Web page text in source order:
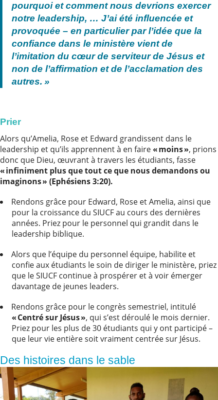
pourquoi et comment nous devrions exercer
notre leadership, … J’ai été influencée et
provoquée – en particulier par l’idée que la
confiance dans le ministère vient de
l’imitation du cœur de serviteur de Jésus et
non de l’affirmation et de l’acclamation des
autres. »
Prier
Alors qu’Amelia, Rose et Edward grandissent dans le
leadership et qu’ils apprennent à en faire« moins », prions
donc que Dieu, œuvrant à travers les étudiants, fasse
« infiniment plus que tout ce que nous demandons ou
imaginons » (Ephésiens 3:20).
Rendons grâce pour Edward, Rose et Amelia, ainsi que
pour la croissance du SIUCF au cours des dernières
années. Priez pour le personnel qui grandit dans le
leadership biblique.
Alors que l’équipe du personnel équipe, habilite et
confie aux étudiants le soin de diriger le ministère, priez
que le SIUCF continue à prospérer et à voir émerger
davantage de jeunes leaders.
Rendons grâce pour le congrès semestriel, intitulé
« Centré sur Jésus », qui s’est déroulé le mois dernier.
Priez pour les plus de 30 étudiants qui y ont participé –
que leur vie entière soit vraiment centrée sur Jésus.
Des histoires dans le sable